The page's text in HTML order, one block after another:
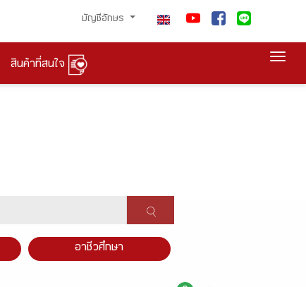
บัญชีอักษร
สินค้าที่สนใจ
อาชีวศึกษา